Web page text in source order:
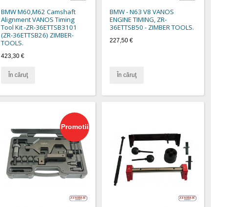
BMW M60,M62 Camshaft
Alignment VANOS Timing
Tool Kit -ZR-36ETTSB3101
(ZR-36ETTSB26) ZIMBER-
TOOLS.
423,30 €
În căruţ
BMW - N63 V8 VANOS
ENGINE TIMING, ZR-
36ETTSB50 - ZIMBER TOOLS.
227,50 €
În căruţ
Promotii